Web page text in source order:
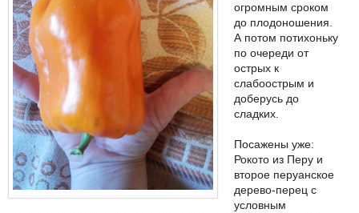
огромным сроком
до плодоношения.
А потом потихоньку
по очереди от
острых к
слабоострым и
доберусь до
сладких.
Посажены уже:
Рокото из Перу и
второе перуанское
дерево-перец с
условным